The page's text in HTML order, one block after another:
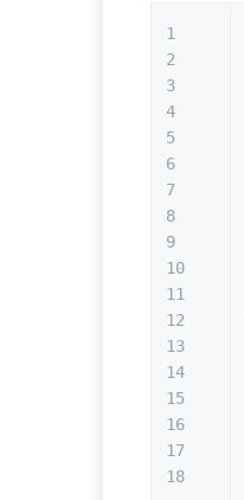
1
2
3
4
5
6
7
8
9
10
11
12
13
14
15
16
17
18